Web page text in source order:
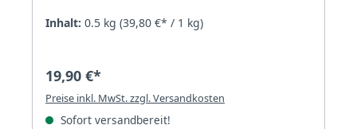
Inhalt: 0.5 kg (39,80 €* / 1 kg)
19,90 €*
Preise inkl. MwSt. zzgl. Versandkosten
Sofort versandbereit!